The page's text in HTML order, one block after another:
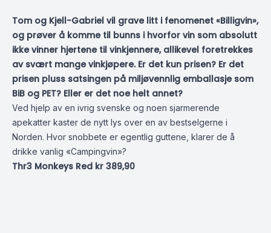
Tom og Kjell-Gabriel vil grave litt i fenomenet «Billigvin»,
og prøver å komme til bunns i hvorfor vin som absolutt
ikke vinner hjertene til vinkjennere, allikevel foretrekkes
av svært mange vinkjøpere. Er det kun prisen? Er det
prisen pluss satsingen på miljøvennlig emballasje som
BiB og PET? Eller er det noe helt annet?
Ved hjelp av en ivrig svenske og noen sjarmerende
apekatter kaster de nytt lys over en av bestselgerne i
Norden. Hvor snobbete er egentlig guttene, klarer de å
drikke vanlig «Campingvin»?
Thr3 Monkeys Red kr 389,90